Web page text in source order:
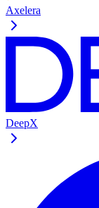
Axelera
DeepX